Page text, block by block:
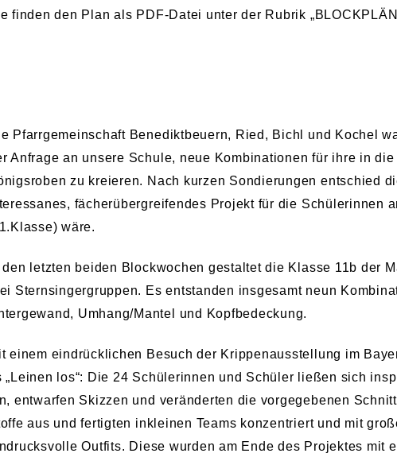
finden den Plan als PDF-Datei unter der Rubrik
Pfarrgemeinschaft Benediktbeuern, Ried, Bichl und Kochel
Anfrage an unsere Schule, neue Kombinationen für ihre in die
zu kreieren. Nach kurzen Sondierungen entschied
fächerübergreifendes Projekt für die Schülerinnen
wäre.
den letzten beiden Blockwochen gestaltet die Klasse 11b der
Sternsingergruppen. Es entstanden insgesamt neun
Umhang/Mantel und Kopfbedeckung.
einem eindrücklichen Besuch der Krippenausstellung im
„Leinen los“: Die 24 Schülerinnen und Schüler ließen sich
entwarfen Skizzen und veränderten die vorgegebenen
aus und fertigten inkleinen Teams konzentriert und mit
Outfits. Diese wurden am Ende des Projektes mit